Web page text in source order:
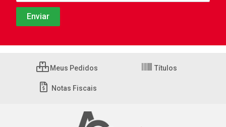
Meus Pedidos Títulos
Notas Fiscais